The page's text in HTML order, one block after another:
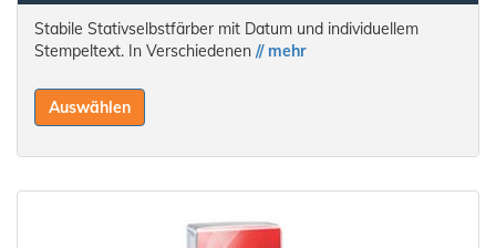
Stabile Stativselbstfärber mit Datum und individuellem
Stempeltext. In Verschiedenen // mehr
Auswählen